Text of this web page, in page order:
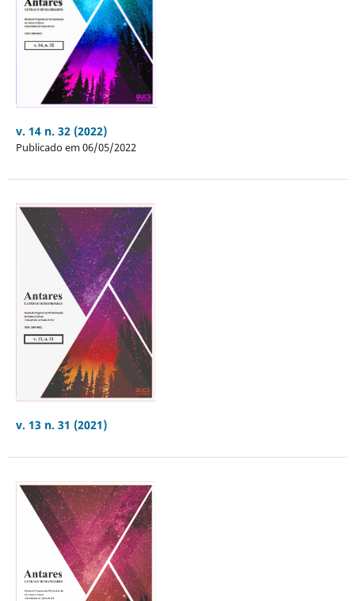
v. 14 n. 32 (2022)
Publicado em 06/05/2022
v. 13 n. 31 (2021)